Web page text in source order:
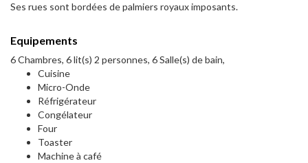
Ses rues sont bordées de palmiers royaux imposants.
Equipements
6 Chambres, 6 lit(s) 2 personnes, 6 Salle(s) de bain,
Cuisine
Micro-Onde
Réfrigérateur
Congélateur
Four
Toaster
Machine à café